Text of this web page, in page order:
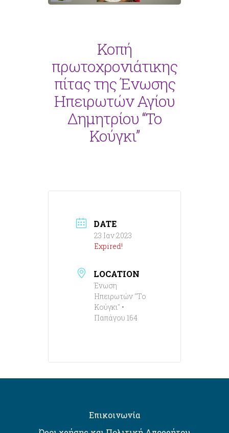
Κοπή
πρωτοχρονιάτικης
πίτας της Ένωσης
Ηπειρωτών Αγίου
Δημητρίου “Το
Κούγκι”
DATE
23 Ιαν 2023
Expired!
LOCATION
Ένωση
Ηπειρωτών "Το
Κούγκι" •
Παπάγου 164
Επικοινωνία